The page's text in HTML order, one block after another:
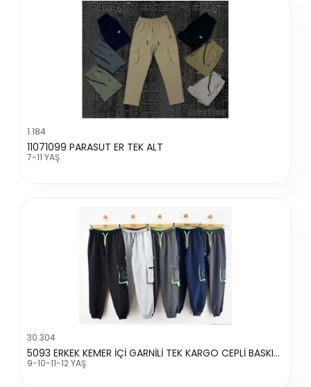
1.184
11071099 PARASUT ER TEK ALT
7-11 YAŞ
30.304
5093 ERKEK KEMER İÇİ GARNİLİ TEK KARGO CEPLİ BASKILI TEK ALT
9-10-11-12 YAŞ